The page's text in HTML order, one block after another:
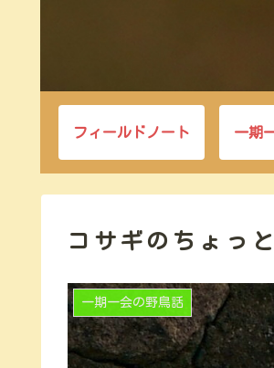
フィールドノート 一期
コサギのちょっ
一期一会の野鳥話